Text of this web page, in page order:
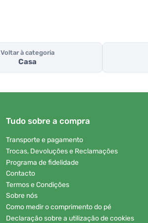
Voltar à categoria
Casa
Tudo sobre a compra
Transporte e pagamento
Trocas, Devoluções e Reclamações
Programa de fidelidade
Contacto
Termos e Condições
Sobre nós
Como medir o comprimento do pé
Declaração sobre a utilização de cookies